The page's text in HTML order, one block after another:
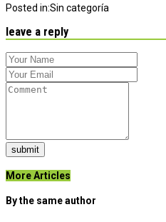
Posted in:Sin categoría
leave a reply
submit
More Articles
By the same author